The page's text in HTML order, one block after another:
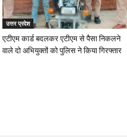
उत्तर प्रदेश
एटीएम कार्ड बदलकर एटीएम से पैसा निकलने
वाले दो अभियुक्तों को पुलिस ने किया गिरफ्तार